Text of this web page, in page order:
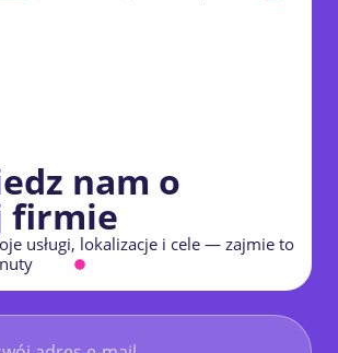
nam o
firmie
usługi, lokalizacje i cele — zajmie to
HOCOOS BEZ RYZYKA